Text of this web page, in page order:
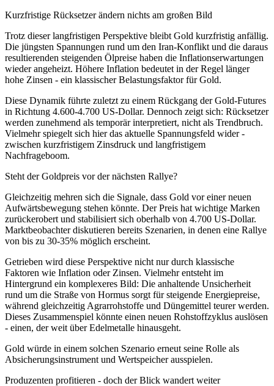
Kurzfristige Rücksetzer ändern nichts am großen Bild
Trotz dieser langfristigen Perspektive bleibt Gold kurzfristig anfällig.
Die jüngsten Spannungen rund um den Iran-Konflikt und die daraus
resultierenden steigenden Ölpreise haben die Inflationserwartungen
wieder angeheizt. Höhere Inflation bedeutet in der Regel länger
hohe Zinsen - ein klassischer Belastungsfaktor für Gold.
Diese Dynamik führte zuletzt zu einem Rückgang der Gold-Futures
in Richtung 4.600-4.700 US-Dollar. Dennoch zeigt sich: Rücksetzer
werden zunehmend als temporär interpretiert, nicht als Trendbruch.
Vielmehr spiegelt sich hier das aktuelle Spannungsfeld wider -
zwischen kurzfristigem Zinsdruck und langfristigem
Nachfrageboom.
Steht der Goldpreis vor der nächsten Rallye?
Gleichzeitig mehren sich die Signale, dass Gold vor einer neuen
Aufwärtsbewegung stehen könnte. Der Preis hat wichtige Marken
zurückerobert und stabilisiert sich oberhalb von 4.700 US-Dollar.
Marktbeobachter diskutieren bereits Szenarien, in denen eine Rallye
von bis zu 30-35% möglich erscheint.
Getrieben wird diese Perspektive nicht nur durch klassische
Faktoren wie Inflation oder Zinsen. Vielmehr entsteht im
Hintergrund ein komplexeres Bild: Die anhaltende Unsicherheit
rund um die Straße von Hormus sorgt für steigende Energiepreise,
während gleichzeitig Agrarrohstoffe und Düngemittel teurer werden.
Dieses Zusammenspiel könnte einen neuen Rohstoffzyklus auslösen
- einen, der weit über Edelmetalle hinausgeht.
Gold würde in einem solchen Szenario erneut seine Rolle als
Absicherungsinstrument und Wertspeicher ausspielen.
Produzenten profitieren - doch der Blick wandert weiter